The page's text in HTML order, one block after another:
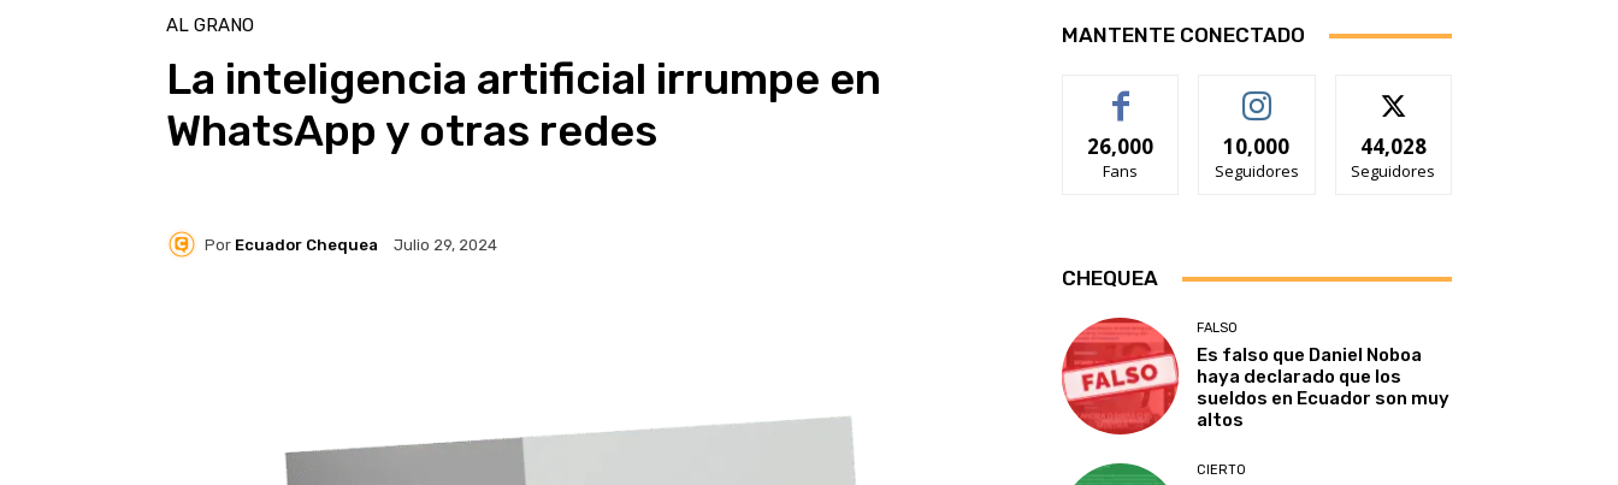
AL GRANO
La inteligencia artificial irrumpe en
WhatsApp y otras redes
Por Ecuador Chequea Julio 29, 2024
MANTENTE CONECTADO
26,000
Fans
10,000
Seguidores
44,028
Seguidores
CHEQUEA
FALSO
Es falso que Daniel Noboa
haya declarado que los
sueldos en Ecuador son muy
altos
CIERTO